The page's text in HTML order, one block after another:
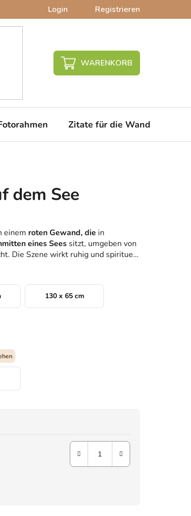
Login Registrieren
WARENKORB
Zitate für die Wand
dem See
einem roten Gewand, die in
eines Sees sitzt, umgeben von
Die Szene wirkt ruhig und spirituell,
130 x 65 cm